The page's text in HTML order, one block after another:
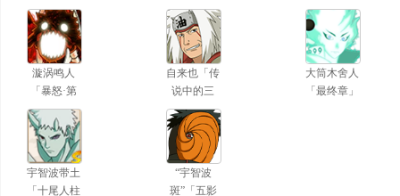
漩涡鸣人
「暴怒·第
六尾」
自来也「传
说中的三
忍」
大筒木舍人
「最终章」
宇智波带土
「十尾人柱
“宇智波
斑”「五影